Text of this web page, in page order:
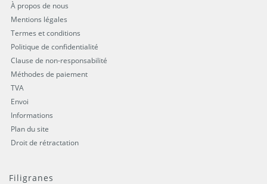
À propos de nous
Mentions légales
Termes et conditions
Politique de confidentialité
Clause de non-responsabilité
Méthodes de paiement
TVA
Envoi
Informations
Plan du site
Droit de rétractation
Filigranes